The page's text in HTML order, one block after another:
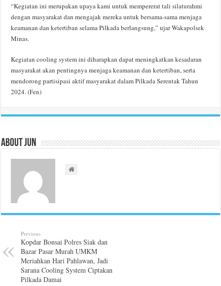
“Kegiatan ini merupakan upaya kami untuk mempererat tali silaturahmi
dengan masyarakat dan mengajak mereka untuk bersama-sama menjaga
keamanan dan ketertiban selama Pilkada berlangsung,” ujar Wakapolsek
Minas.
Kegiatan cooling system ini diharapkan dapat meningkatkan kesadaran
masyarakat akan pentingnya menjaga keamanan dan ketertiban, serta
mendorong partisipasi aktif masyarakat dalam Pilkada Serentak Tahun
2024. (Fen)
About Jun
Previous
Kopdar Bonsai Polres Siak dan
Bazar Pasar Murah UMKM
Meriahkan Hari Pahlawan, Jadi
Sarana Cooling System Ciptakan
Pilkada Damai